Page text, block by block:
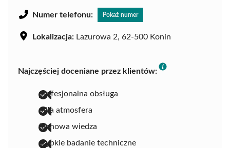
Numer telefonu: Pokaż numer
Lokalizacja: Lazurowa 2, 62-500 Konin
Najczęściej doceniane przez klientów:
profesjonalna obsługa
miła atmosfera
fachowa wiedza
szybkie badanie techniczne